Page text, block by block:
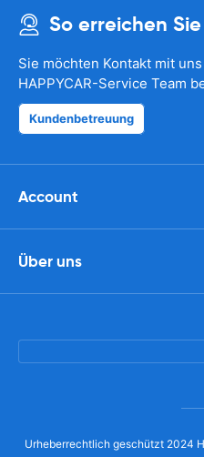
So erreichen
Sie möchten Kontakt mit
HAPPYCAR-Service Team
Kundenbetreuung
Account
Über uns
Urheberrechtlich geschützt 2024